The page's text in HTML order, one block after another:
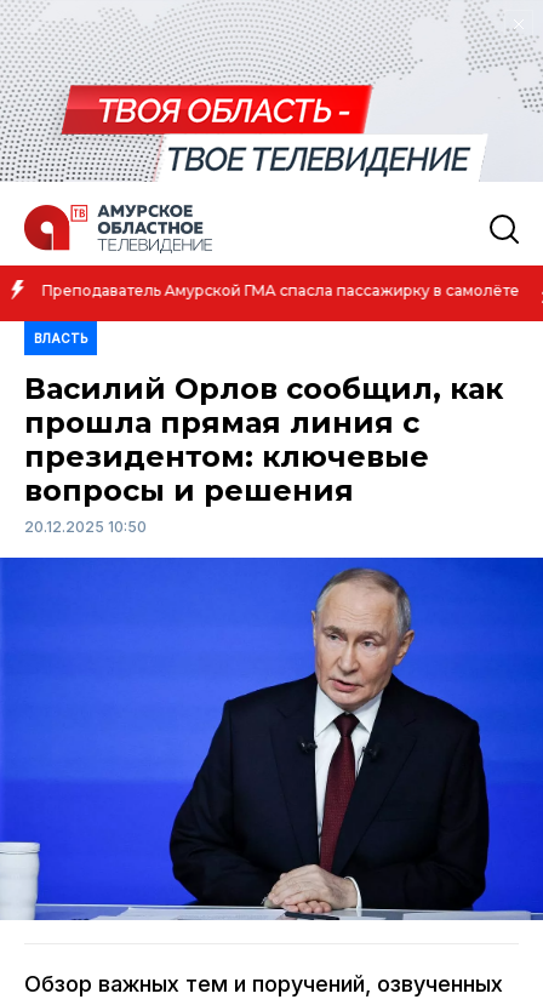
Амурская спортсменка выиграла первенство России по лёгкой
атлетике
ВЛАСТЬ
Василий Орлов сообщил, как
прошла прямая линия с
президентом: ключевые
вопросы и решения
20.12.2025 10:50
Обзор важных тем и поручений, озвученных